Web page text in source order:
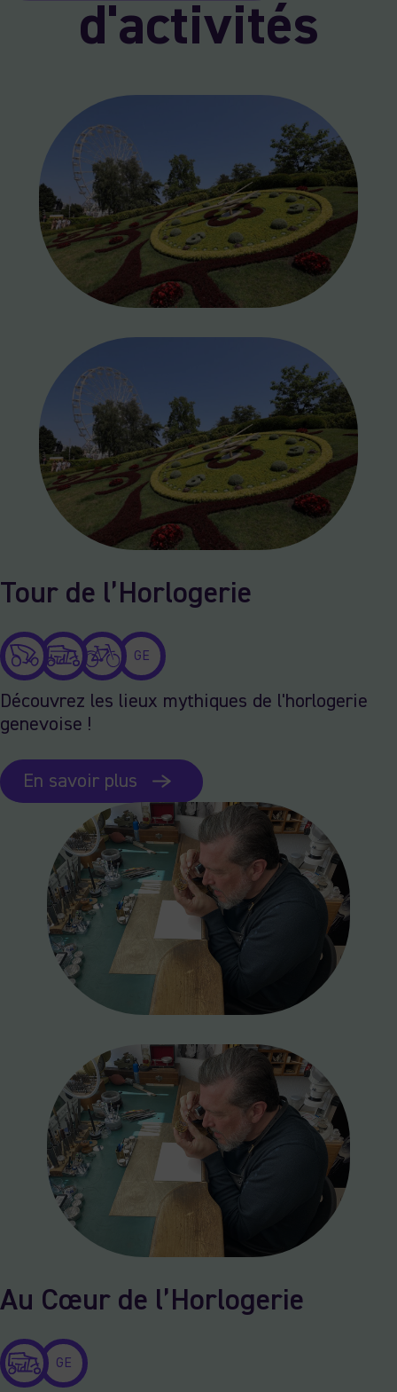
d'activités
Tour de l’Horlogerie
GE
Découvrez les lieux mythiques de l'horlogerie
genevoise !
En savoir plus
Au Cœur de l’Horlogerie
GE